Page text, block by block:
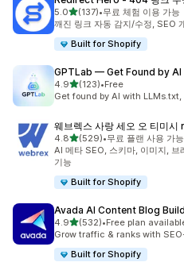
5.0별 5개 중
(137)
총 리뷰 137개
•무료 체험 이용 가능
깨진 링크 자동 감지/수정, SEO
Built for Shopify
GPTLab — Get Found by AI
4.9별 5개 중
(123)
총 리뷰 123개
•Free
Get found by AI with
웨브렉스 사랑 세오 오 티미시
4.8별 5개 중
(529)
총 리뷰 529개
•무료 플랜 사용 가능
AI 메타 SEO, 스키마, 이미지,
기능
Built for Shopify
Avada AI Content Blog
4.9별 5개 중
(532)
총 리뷰 532개
•Free plan
Grow traffic & ranks with
Built for Shopify